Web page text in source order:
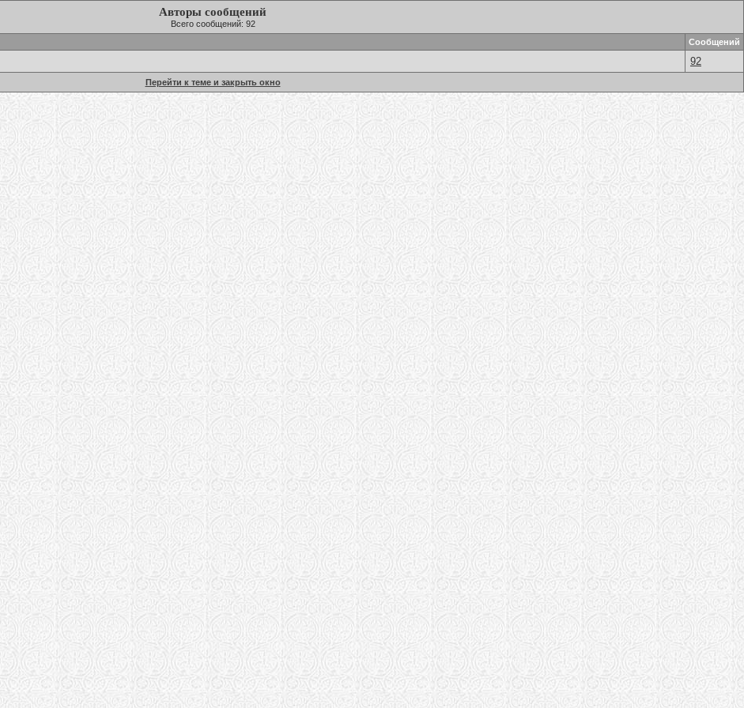
Авторы сообщений
Всего сообщений: 92
Сообщений
92
Перейти к теме и закрыть окно